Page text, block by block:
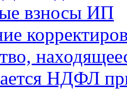
взносы ИП
НДФЛ